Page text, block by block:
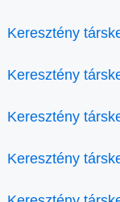
Keresztény
Keresztény
Keresztény
Keresztény